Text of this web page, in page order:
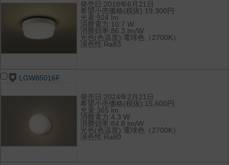
発売日:2018年6月21日
希望小売価格(税抜):19,300円
光束:924 lm
消費電力:10.7 W
消費効率:86.3 lm/W
光色(色温度):電球色（2700K）
演色性:Ra83
LGW85016F
発売日:2024年2月21日
希望小売価格(税抜):15,600円
光束:365 lm
消費電力:4.3 W
消費効率:84.8 lm/W
光色(色温度):電球色（2700K）
演色性:Ra80